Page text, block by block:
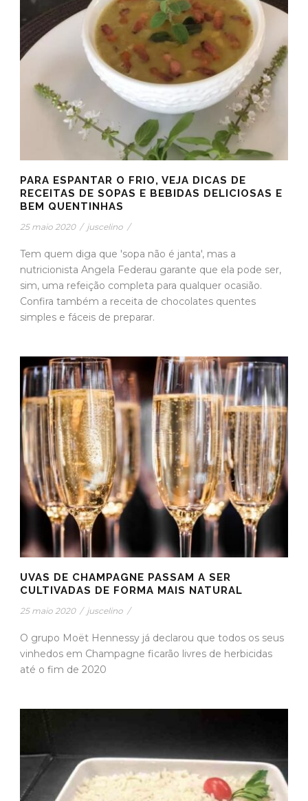
PARA ESPANTAR O FRIO, VEJA DICAS DE
RECEITAS DE SOPAS E BEBIDAS DELICIOSAS E
BEM QUENTINHAS
25 maio 2020 / juscelino /
Tem quem diga que 'sopa não é janta', mas a
nutricionista Angela Federau garante que ela pode ser,
sim, uma refeição completa para qualquer ocasião.
Confira também a receita de chocolates quentes
simples e fáceis de preparar.
UVAS DE CHAMPAGNE PASSAM A SER
CULTIVADAS DE FORMA MAIS NATURAL
25 maio 2020 / juscelino /
O grupo Moët Hennessy já declarou que todos os seus
vinhedos em Champagne ficarão livres de herbicidas
até o fim de 2020